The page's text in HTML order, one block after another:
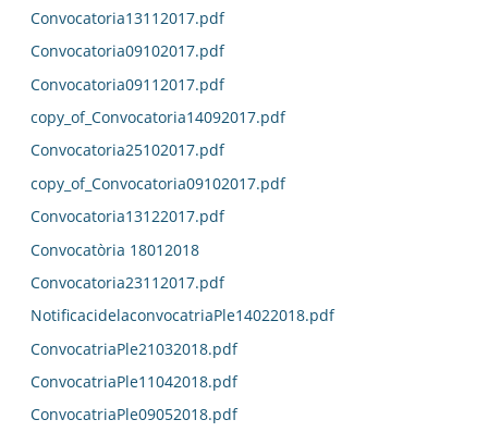
Convocatoria13112017.pdf
Convocatoria09102017.pdf
Convocatoria09112017.pdf
copy_of_Convocatoria14092017.pdf
Convocatoria25102017.pdf
copy_of_Convocatoria09102017.pdf
Convocatoria13122017.pdf
Convocatòria 18012018
Convocatoria23112017.pdf
NotificacidelaconvocatriaPle14022018.pdf
ConvocatriaPle21032018.pdf
ConvocatriaPle11042018.pdf
ConvocatriaPle09052018.pdf